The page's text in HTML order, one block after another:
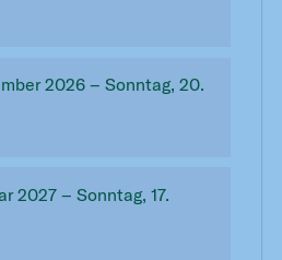
2026 – Sonntag, 20.
2027 – Sonntag, 17.